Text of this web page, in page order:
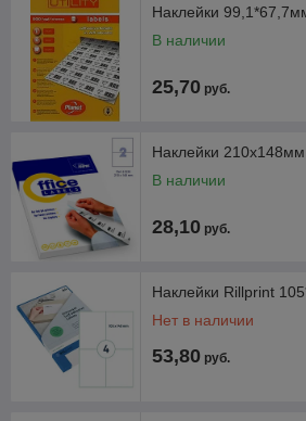
эластичный и 100%
Весь ассортимент
«Айлер Трейд» ―
За счет прямых закупок у
обеспечиваем низкие цены и
покупателям.
Наклейки
В наличии
25,70 руб.
Наклейки
В наличии
28,10 руб.
Наклейки Rillprint
Нет в наличии
53,80 руб.